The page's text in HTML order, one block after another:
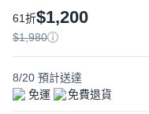
61折$1,200
$1,980
8/20 預計送達
免運
免費退貨